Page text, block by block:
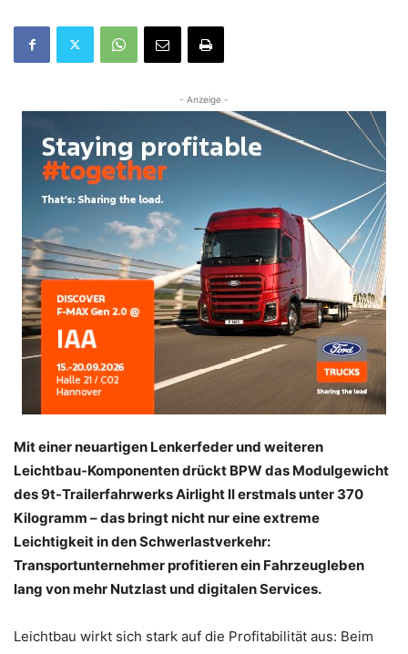
- Anzeige -
Mit einer neuartigen Lenkerfeder und weiteren
Leichtbau-Komponenten drückt BPW das Modulgewicht
des 9t-Trailerfahrwerks Airlight II erstmals unter 370
Kilogramm – das bringt nicht nur eine extreme
Leichtigkeit in den Schwerlastverkehr:
Transportunternehmer profitieren ein Fahrzeugleben
lang von mehr Nutzlast und digitalen Services.
Leichtbau wirkt sich stark auf die Profitabilität aus: Beim